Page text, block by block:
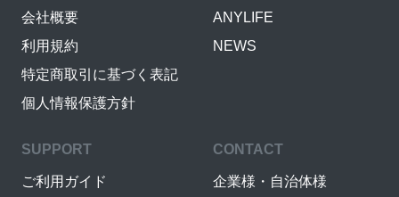
会社概要
利用規約
特定商取引に基づく表記
個人情報保護方針
ANYLIFE
NEWS
SUPPORT
ご利用ガイド
CONTACT
企業様・自治体様